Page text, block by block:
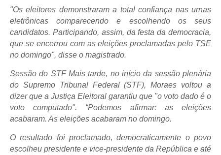
"Os eleitores demonstraram a total confiança nas urnas
eletrônicas comparecendo e escolhendo os seus
candidatos. Participando, assim, da festa da democracia,
que se encerrou com as eleições proclamadas pelo TSE
no domingo", disse o magistrado.
Sessão do STF Mais tarde, no início da sessão plenária
do Supremo Tribunal Federal (STF), Moraes voltou a
dizer que a Justiça Eleitoral garantiu que "o voto dado é o
voto computado". “Podemos afirmar: as eleições
acabaram. As eleições acabaram no domingo.
O resultado foi proclamado, democraticamente o povo
escolheu presidente e vice-presidente da República e até